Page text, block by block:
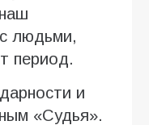
людьми,
период.
и
«Судья».